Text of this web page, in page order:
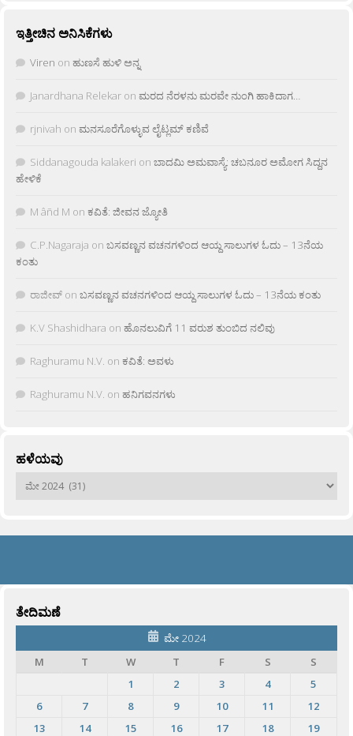
ಇತ್ತೀಚಿನ ಅನಿಸಿಕೆಗಳು
Viren on ಹುಣಸೆ ಹುಳಿ ಅನ್ನ
Janardhana Relekar on ಮರದ ನೆರಳನು ಮರವೇ ನುಂಗಿ ಹಾಕಿದಾಗ…
rjnivah on ಮನಸೂರೆಗೊಳ್ಳುವ ಲೈಟ್ಲಮ್ ಕಣಿವೆ
Siddanagouda kalakeri on ಬಾದಮಿ ಅಮವಾಸ್ಯೆ: ಚಬನೂರ ಅಮೋಗ ಸಿದ್ದನ
ಹೇಳಿಕೆ
M âñd M on ಕವಿತೆ: ಜೀವನ ಜ್ಯೋತಿ
C.P.Nagaraja on ಬಸವಣ್ಣನ ವಚನಗಳಿಂದ ಆಯ್ದ ಸಾಲುಗಳ ಓದು – 13ನೆಯ
ಕಂತು
ರಾಜೀವ್ on ಬಸವಣ್ಣನ ವಚನಗಳಿಂದ ಆಯ್ದ ಸಾಲುಗಳ ಓದು – 13ನೆಯ ಕಂತು
K.V Shashidhara on ಹೊನಲುವಿಗೆ 11 ವರುಶ ತುಂಬಿದ ನಲಿವು
Raghuramu N.V. on ಕವಿತೆ: ಅವಳು
Raghuramu N.V. on ಹನಿಗವನಗಳು
ಹಳೆಯವು
ಹಳೆಯವು
ತೇದಿಮಣೆ
ಮೇ 2024
M
T W T F S
S
1
2 3 4
5
6
7 8 9 10 11
12
13
14 15 16 17 18
19